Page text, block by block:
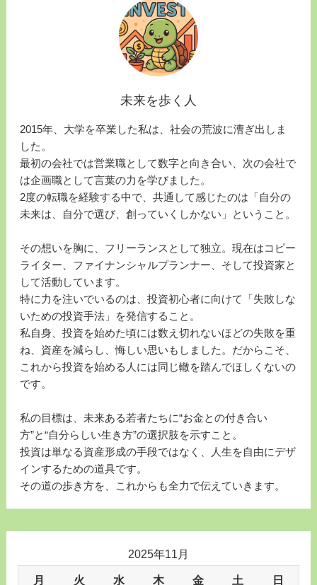
未来を歩く人
2015年、大学を卒業した私は、社会の荒波に漕ぎ出しま
した。
最初の会社では営業職として数字と向き合い、次の会社で
は企画職として言葉の力を学びました。
2度の転職を経験する中で、共通して感じたのは「自分の
未来は、自分で選び、創っていくしかない」ということ。
その想いを胸に、フリーランスとして独立。現在はコピー
ライター、ファイナンシャルプランナー、そして投資家と
して活動しています。
特に力を注いでいるのは、投資初心者に向けて「失敗しな
いための投資手法」を発信すること。
私自身、投資を始めた頃には数え切れないほどの失敗を重
ね、資産を減らし、悔しい思いもしました。だからこそ、
これから投資を始める人には同じ轍を踏んでほしくないの
です。
私の目標は、未来ある若者たちに“お金との付き合い
方”と“自分らしい生き方”の選択肢を示すこと。
投資は単なる資産形成の手段ではなく、人生を自由にデザ
インするための道具です。
その道の歩き方を、これからも全力で伝えていきます。
2025年11月
月 火 水 木 金 土 日